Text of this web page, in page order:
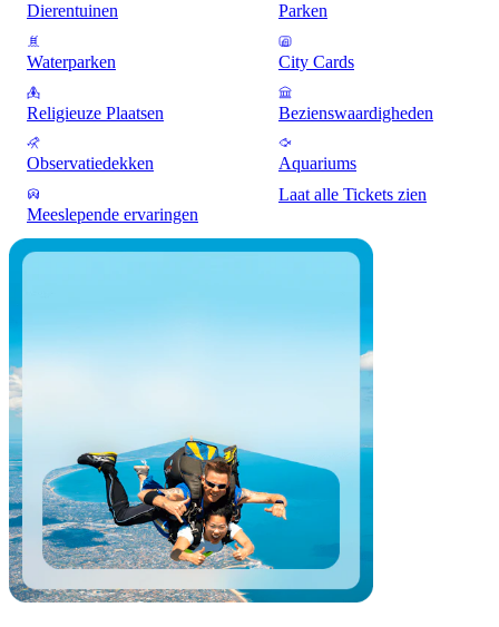
Dierentuinen Parken
Waterparken City Cards
Religieuze Plaatsen Bezienswaardigheden
Observatiedekken Aquariums
Meeslepende ervaringen
Laat alle Tickets zien